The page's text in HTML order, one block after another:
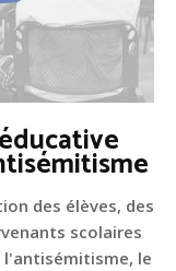
des élèves, des
scolaires
le